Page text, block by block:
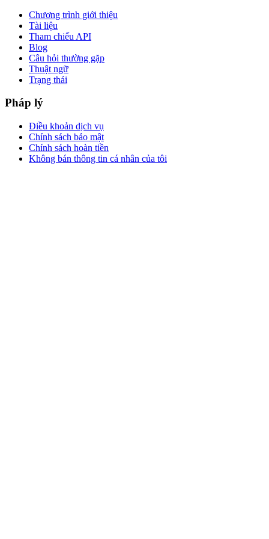
Chương trình giới thiệu
Tài liệu
Tham chiếu API
Blog
Câu hỏi thường gặp
Thuật ngữ
Trạng thái
Pháp lý
Điều khoản dịch vụ
Chính sách bảo mật
Chính sách hoàn tiền
Không bán thông tin cá nhân của tôi